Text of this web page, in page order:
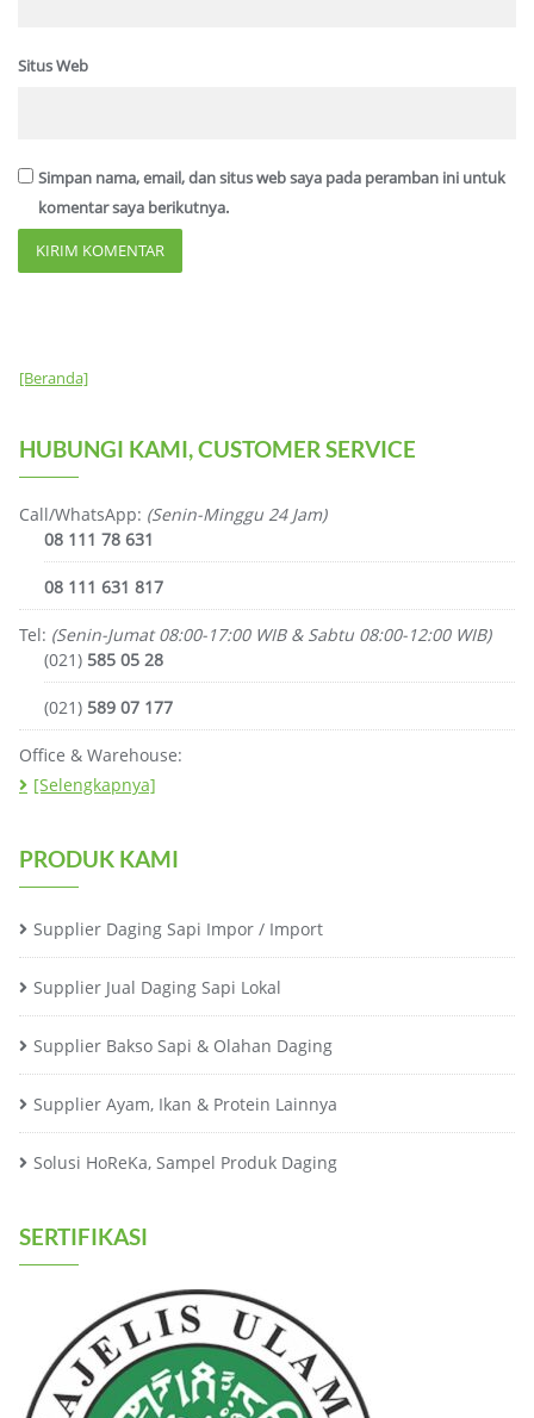
Situs Web
Simpan nama, email, dan situs web saya pada peramban ini untuk
komentar saya berikutnya.
[Beranda]
HUBUNGI KAMI, CUSTOMER SERVICE
Call/WhatsApp: (Senin-Minggu 24 Jam)
08 111 78 631
08 111 631 817
Tel: (Senin-Jumat 08:00-17:00 WIB & Sabtu 08:00-12:00 WIB)
(021) 585 05 28
(021) 589 07 177
Office & Warehouse:
[Selengkapnya]
PRODUK KAMI
Supplier Daging Sapi Impor / Import
Supplier Jual Daging Sapi Lokal
Supplier Bakso Sapi & Olahan Daging
Supplier Ayam, Ikan & Protein Lainnya
Solusi HoReKa, Sampel Produk Daging
SERTIFIKASI